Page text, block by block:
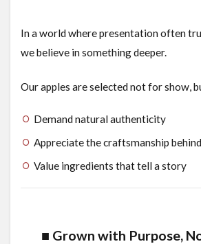
In a world where presentation often
we believe in something deeper.
Our apples are selected not for show,
Demand natural authenticity
Appreciate the craftsmanship
Value ingredients that tell a story
■ Grown with Purpose,